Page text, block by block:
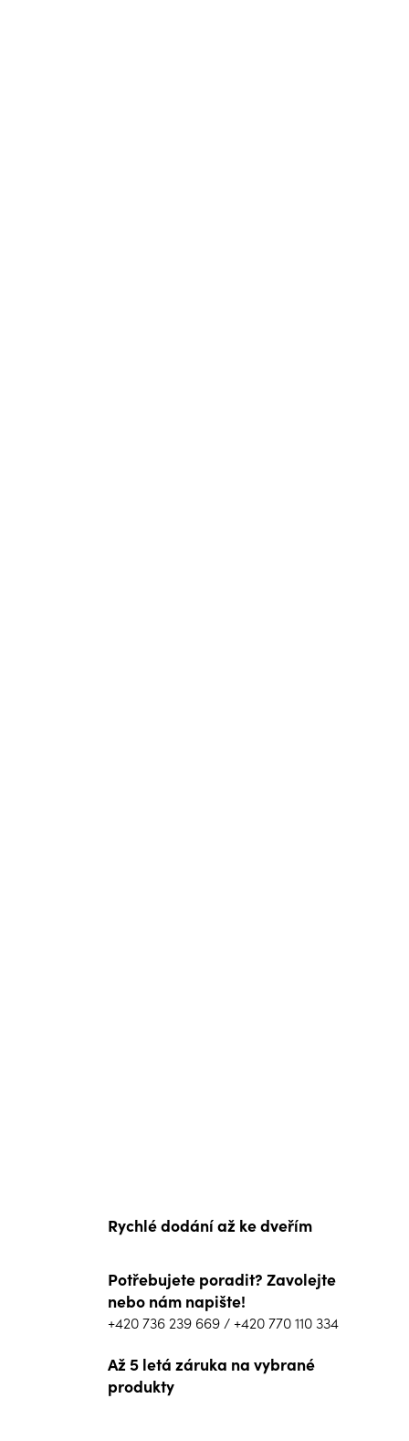
Rychlé dodání až ke dveřím
Potřebujete poradit? Zavolejte
nebo nám napište!
+420 736 239 669 / +420 770 110 334
Až 5 letá záruka na vybrané
produkty